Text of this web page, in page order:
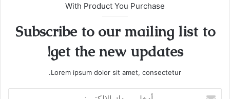
With Product You Purchase
Subscribe to our mailing list to
get the new updates!
Lorem ipsum dolor sit amet, consectetur.